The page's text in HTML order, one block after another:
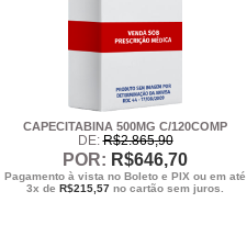
CAPECITABINA 500MG C/120COMP
DE: R$2.865,90
POR: R$646,70
Pagamento à vista no Boleto e PIX ou em até
3x de R$215,57 no cartão sem juros.